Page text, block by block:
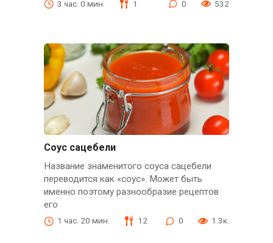
3 час. 0 мин. 1 0 532
Соус сацебели
Название знаменитого соуса сацебели
переводится как «соус». Может быть
именно поэтому разнообразие рецептов
его
1 час. 20 мин. 12 0 1.3к.